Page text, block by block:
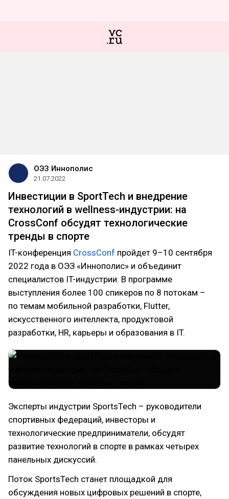
ОЭЗ Иннополис
21.07.2022
Инвестиции в SportTech и внедрение
технологий в wellness-индустрии: на
CrossConf обсудят технологические
тренды в спорте
IT-конференция CrossConf пройдет 9–10 сентября
2022 года в ОЭЗ «Иннополис» и объединит
специалистов IT-индустрии. В программе
выступления более 100 спикеров по 8 потокам –
по темам мобильной разработки, Flutter,
искусственного интеллекта, продуктовой
разработки, HR, карьеры и образования в IT.
Эксперты индустрии SportsTech – руководители
спортивных федераций, инвесторы и
технологические предприниматели, обсудят
развитие технологий в спорте в рамках четырех
панельных дискуссий.
Поток SportsTech станет площадкой для
обсуждения новых цифровых решений в спорте,